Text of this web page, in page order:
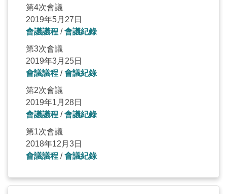
第4次會議
2019年5月27日
會議議程 /會議紀錄
第3次會議
2019年3月25日
會議議程 /會議紀錄
第2次會議
2019年1月28日
會議議程 /會議紀錄
第1次會議
2018年12月3日
會議議程 /會議紀錄